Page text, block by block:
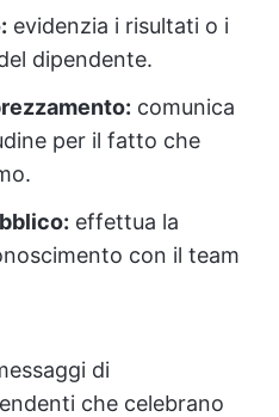
evidenzia i risultati o i
dipendente.
comunica
per il fatto che
effettua la
con il team
di
che celebrano